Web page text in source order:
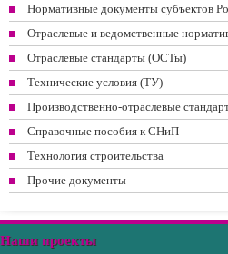
Нормативные документы субъектов
Отраслевые и ведомственные
Отраслевые стандарты (ОСТы)
Технические условия (ТУ)
Производственно-отраслевые
Справочные пособия к СНиП
Технология строительства
Прочие документы
Наши проекты